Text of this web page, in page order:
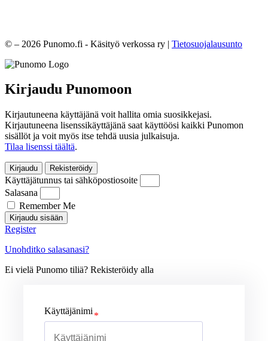
© – 2026 Punomo.fi - Käsityö verkossa ry | Tietosuojalausunto
Kirjaudu Punomoon
Kirjautuneena käyttäjänä voit hallita omia suosikkejasi.
Kirjautuneena lisenssikäyttäjänä saat käyttöösi kaikki Punomon
sisällöt ja voit myös itse tehdä uusia julkaisuja.
Tilaa lisenssi täältä.
Kirjaudu Rekisteröidy
Käyttäjätunnus tai sähköpostiosoite
Salasana
Remember Me
Kirjaudu sisään
Register
Unohditko salasanasi?
Ei vielä Punomo tiliä? Rekisteröidy alla
Käyttäjänimi